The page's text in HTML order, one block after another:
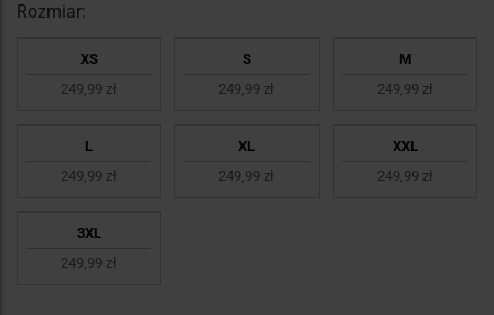
Rozmiar:
XS
249,99 zł
S
249,99 zł
M
249,99 zł
L
249,99 zł
XL
249,99 zł
XXL
249,99 zł
3XL
249,99 zł